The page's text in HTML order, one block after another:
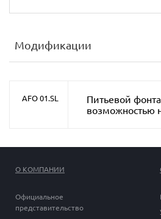
Модификации
AFO 01.SL
Питьевой
возможностью
О КОМПАНИИ
Официальное
представительство